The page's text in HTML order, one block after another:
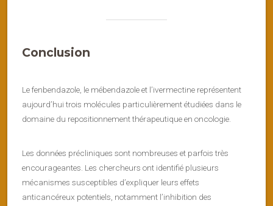
Conclusion
Le fenbendazole, le mébendazole et l’ivermectine représentent
aujourd’hui trois molécules particulièrement étudiées dans le
domaine du repositionnement thérapeutique en oncologie.
Les données précliniques sont nombreuses et parfois très
encourageantes. Les chercheurs ont identifié plusieurs
mécanismes susceptibles d’expliquer leurs effets
anticancéreux potentiels, notamment l’inhibition des